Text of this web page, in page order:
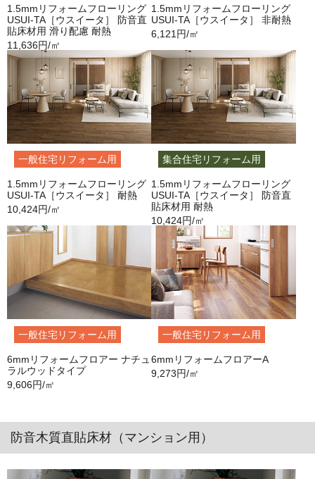
1.5mmリフォームフローリング
USUI-TA［ウスイータ］ 防音直
貼床材用 滑り配慮 耐熱
11,636円/㎡
1.5mmリフォームフローリング
USUI-TA［ウスイータ］ 非耐熱
6,121円/㎡
一般住宅リフォーム用
1.5mmリフォームフローリング
USUI-TA［ウスイータ］ 耐熱
10,424円/㎡
集合住宅リフォーム用
1.5mmリフォームフローリング
USUI-TA［ウスイータ］ 防音直
貼床材用 耐熱
10,424円/㎡
一般住宅リフォーム用
6mmリフォームフロアー ナチュ
ラルウッドタイプ
9,606円/㎡
一般住宅リフォーム用
6mmリフォームフロアーA
9,273円/㎡
防音木質直貼床材（マンション用）